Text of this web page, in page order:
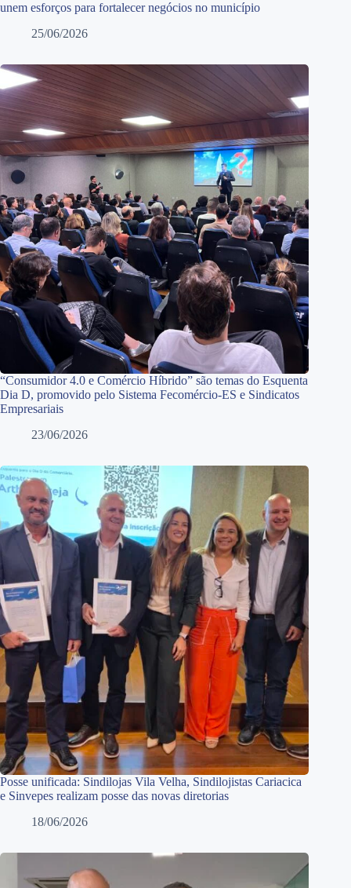
unem esforços para fortalecer negócios no município
25/06/2026
“Consumidor 4.0 e Comércio Híbrido” são temas do Esquenta
Dia D, promovido pelo Sistema Fecomércio-ES e Sindicatos
Empresariais
23/06/2026
Posse unificada: Sindilojas Vila Velha, Sindilojistas Cariacica
e Sinvepes realizam posse das novas diretorias
18/06/2026